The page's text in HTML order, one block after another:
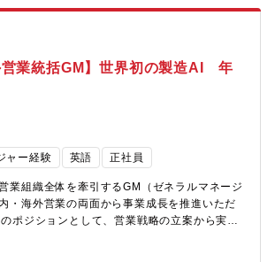
ニッチで尖ったコンテンツに積極的に投資す
内製で進めていますが、将来的にアウトソー
化を進めていく予定です。・借り上げ、社宅
、Ｕターン、Ｉターン希望の方も歓迎です。■
計算のスペシャリスト、人事領域のゼネラリ
境です。■就業環境：土日祝休み、残業は30時
45時間を超えることはございません。また、
基本出社ベースですが、ご状況に応じて相談
営業統括GM】世界初の製造AI 年
ャー経験 英語 正社員
業組織全体を牽引するGM（ゼネラルマネージ
・海外営業の両面から事業成長を推進いただ
ポジションとして、営業戦略の立案から実
ら顧客折衝にも関与いただくことを期待して